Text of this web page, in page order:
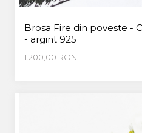
Brosa Fire din poveste -
- argint 925
1.200,00 RON